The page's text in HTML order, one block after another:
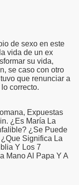
de sexo en este
vida de un ex
su vida,
se caso con otro
que renunciar a
correcto.
Expuestas
¿Es María La
¿Se Puede
Significa La
Y Los 7
Mano Al Papa Y A